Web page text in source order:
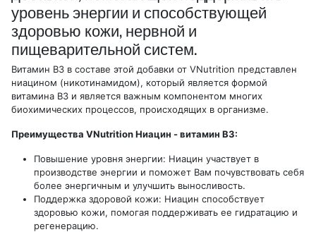
уровень энергии и способствующей
здоровью кожи, нервной и
пищеварительной систем.
Витамин B3 в составе этой добавки от VNutrition представлен
ниацином (никотинамидом), который является формой
витамина B3 и является важным компонентом многих
биохимических процессов, происходящих в организме.
Преимущества VNutrition Ниацин - витамин B3:
Повышение уровня энергии: Ниацин участвует в
производстве энергии и поможет Вам почувствовать себя
более энергичным и улучшить выносливость.
Поддержка здоровой кожи: Ниацин способствует
здоровью кожи, помогая поддерживать ее гидратацию и
регенерацию.